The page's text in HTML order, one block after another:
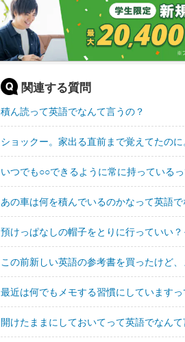
関連する質問
積ん読って英語でなんて言うの？
ショックー。家出る直前まで覚えてたの
いつでも○○できるように常に持っている
あの車は何を積んでいるのかなって英語
預けっぱなしの帽子をとりに行っていい
この前新しい英語の参考書を買ったけど
最近は何でもメモする習慣にしています
開けたままにしておいてって英語でなんて